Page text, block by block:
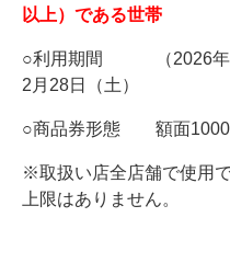
以上）である世帯
○利用期間 （2026年1
2月28日（土）
○商品券形態 額面1000
※取扱い店全店舗で使用
上限はありません。